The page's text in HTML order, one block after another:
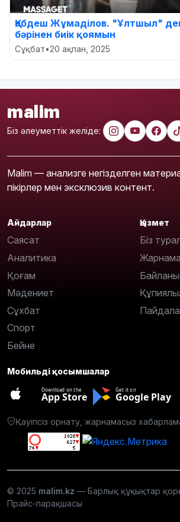
Қабдеш Жұмаділов. "Ұлтшыл"
бәрінен биік қоямын
Сұқбат•20 ақпан, 2025
malim
Біз әлеуметтік желіде:
Malim — анализге негізделген
пікірлер мен эксклюзив контент.
Айдарлар
Саясат
Аналитика
Қоғам
Мәдениет
Сұхбат
Спорт
Бейне
Қызмет
Біз
Жарнама
Мобильді қосымшалар
Download on the
App Store
Get it on
Google Play
Қауіпсіз орнату, жарнамасыз
© 2025 malim.kz — Барлық құқықтар
Прайс-парақшасы